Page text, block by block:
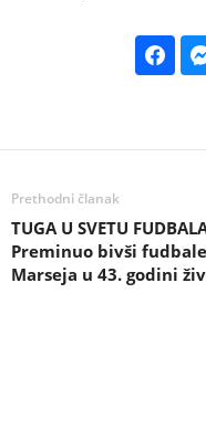
Prethodni članak
TUGA U SVETU
Preminuo bivši
Marseja u 43. godini